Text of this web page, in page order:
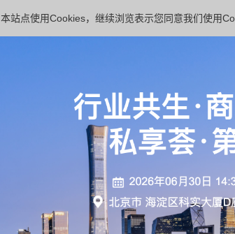
本站点使用Cookies，继续浏览表示您同意我们使用